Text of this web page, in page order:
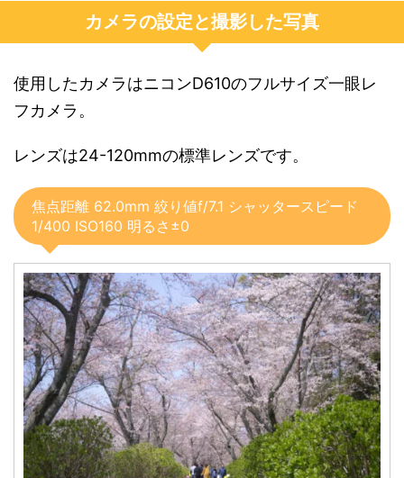
カメラの設定と撮影した写真
使用したカメラはニコンD610のフルサイズ一眼レ
フカメラ。
レンズは24-120mmの標準レンズです。
焦点距離 62.0mm 絞り値f/7.1 シャッタースピード
1/400 ISO160 明るさ±0